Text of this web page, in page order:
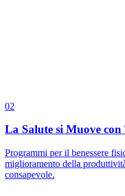
02
La Salute si Muove con
Programmi per il benessere
miglioramento della
consapevole.